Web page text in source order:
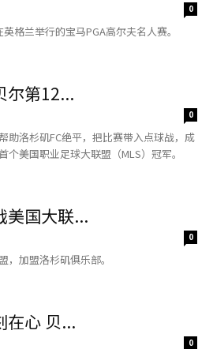
0
格兰举行的宝马PGA高尔夫名人赛。
尔第12...
0
助洛杉矶FC绝平，把比赛带入点球战，成
个美国职业足球大联盟（MLS）冠军。
美国大联...
0
，加盟洛杉矶俱乐部。
在心 贝...
0